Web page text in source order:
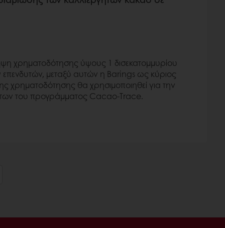
χρηματοδότησης ύψους 1 δισεκατομμυρίου
μεταξύ αυτών η Barings ως κύριος
χρηματοδότησης θα χρησιμοποιηθεί για την
του προγράμματος Cacao-Trace.